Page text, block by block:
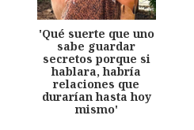
'Qué suerte que uno
sabe guardar
secretos porque si
hablara, habría
relaciones que
durarían hasta hoy
mismo'